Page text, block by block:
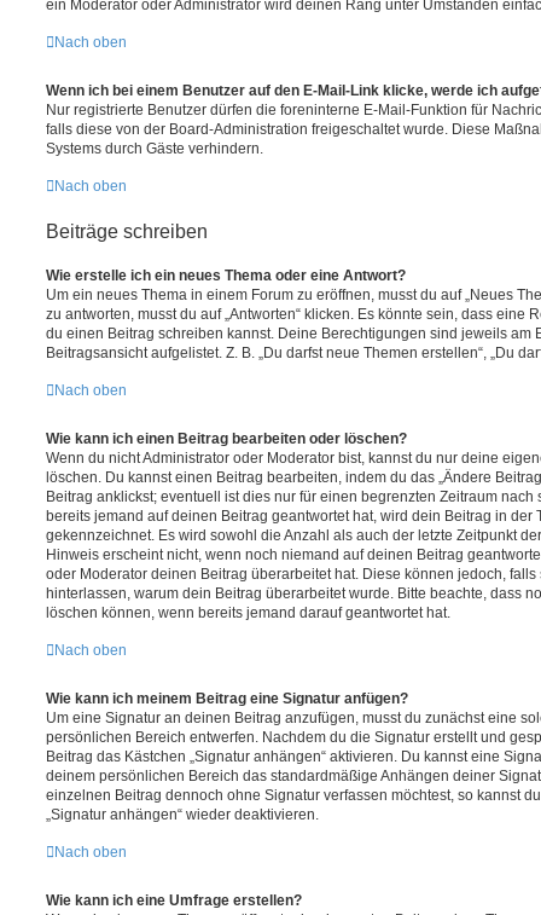
ein Moderator oder Administrator wird deinen Rang unter Umständen
Nach oben
Wenn ich bei einem Benutzer auf den E-Mail-Link klicke, werde ich
Nur registrierte Benutzer dürfen die foreninterne E-Mail-Funktion für
falls diese von der Board-Administration freigeschaltet wurde. Diese
Systems durch Gäste verhindern.
Nach oben
Beiträge schreiben
Wie erstelle ich ein neues Thema oder eine Antwort?
Um ein neues Thema in einem Forum zu eröffnen, musst du auf „Neues
zu antworten, musst du auf „Antworten“ klicken. Es könnte sein, dass eine
du einen Beitrag schreiben kannst. Deine Berechtigungen sind jeweils am
Beitragsansicht aufgelistet. Z. B. „Du darfst neue Themen erstellen“, „Du
Nach oben
Wie kann ich einen Beitrag bearbeiten oder löschen?
Wenn du nicht Administrator oder Moderator bist, kannst du nur deine
löschen. Du kannst einen Beitrag bearbeiten, indem du das „Ändere
Beitrag anklickst; eventuell ist dies nur für einen begrenzten Zeitraum
bereits jemand auf deinen Beitrag geantwortet hat, wird dein Beitrag in der
gekennzeichnet. Es wird sowohl die Anzahl als auch der letzte Zeitpunkt
Hinweis erscheint nicht, wenn noch niemand auf deinen Beitrag
oder Moderator deinen Beitrag überarbeitet hat. Diese können jedoch,
hinterlassen, warum dein Beitrag überarbeitet wurde. Bitte beachte, dass
löschen können, wenn bereits jemand darauf geantwortet hat.
Nach oben
Wie kann ich meinem Beitrag eine Signatur anfügen?
Um eine Signatur an deinen Beitrag anzufügen, musst du zunächst eine
persönlichen Bereich entwerfen. Nachdem du die Signatur erstellt und
Beitrag das Kästchen „Signatur anhängen“ aktivieren. Du kannst eine
deinem persönlichen Bereich das standardmäßige Anhängen deiner
einzelnen Beitrag dennoch ohne Signatur verfassen möchtest, so kannst
„Signatur anhängen“ wieder deaktivieren.
Nach oben
Wie kann ich eine Umfrage erstellen?